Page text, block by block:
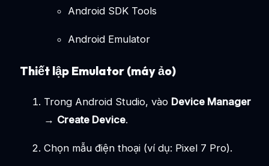
Android SDK Tools
Android Emulator
Thiết lập Emulator (máy ảo)
Trong Android Studio, vào Device Manager
→ Create Device.
Chọn mẫu điện thoại (ví dụ: Pixel 7 Pro).